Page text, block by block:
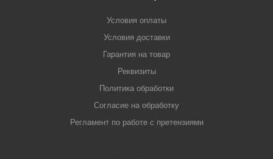
Условия оплаты
Условия доставки
Гарантия на товар
Реквизиты
Политика обработки
Согласие на обработку
Регламент по работе с претензиями